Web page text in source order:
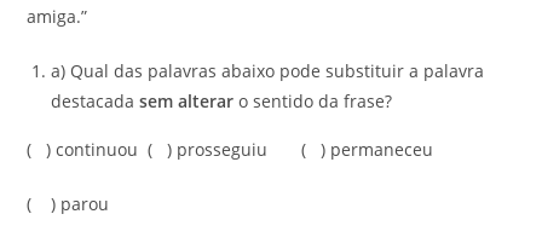
amiga.”
a) Qual das palavras abaixo pode substituir a palavra
destacadasem alterar o sentido da frase?
( ) continuou ( ) prosseguiu ( ) permaneceu
( ) parou